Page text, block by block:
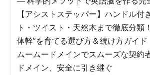
【アシストステッパー】ハンドル付
ト・ツイスト・天然木まで徹底分類
体幹”を育てる選び方＆続け方ガイド
ムームードメインでスムーズな契約
ドメイン、安全に引き継ぐ